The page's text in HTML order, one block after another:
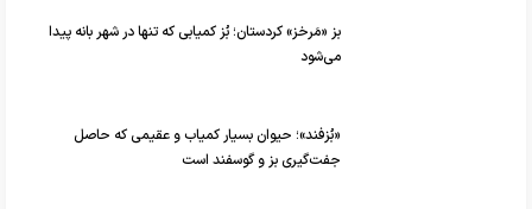
بز «مَرخز» کردستان؛ بُز کمیابی که تنها در شهر بانه پیدا
می‌شود
«بُزفند»؛ حیوان بسیار کمیاب و عقیمی که حاصل
جفت‌گیری بز و گوسفند است